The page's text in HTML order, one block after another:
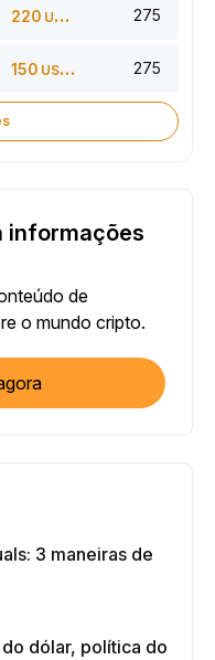
220 USDT 275
150 USDT 275
informações
de
o mundo cripto.
3 maneiras de
dólar, política do